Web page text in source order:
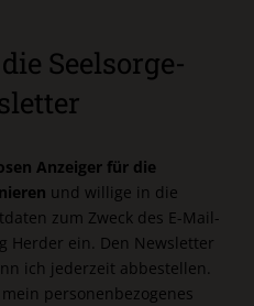
Seelsorge-
Anzeiger für die
und willige in die
zum Zweck des E-Mail-
Herder ein. Den Newsletter
ich jederzeit abbestellen.
personenbezogenes